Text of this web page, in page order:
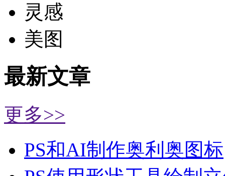
灵感
美图
最新文章
更多>>
PS和AI制作奥利奥图标